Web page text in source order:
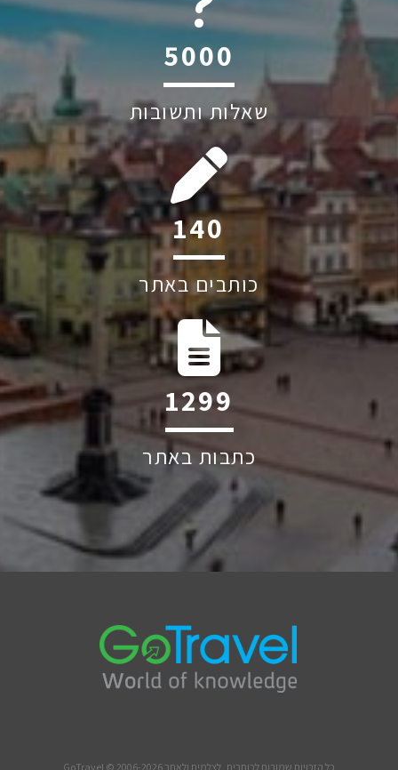
6045
שאלות ותשובות
207
כותבים באתר
1928
כתבות באתר
כל הזכויות שמורות לכותבים, לצלמים ולאתר GoTravel © 2006-2026